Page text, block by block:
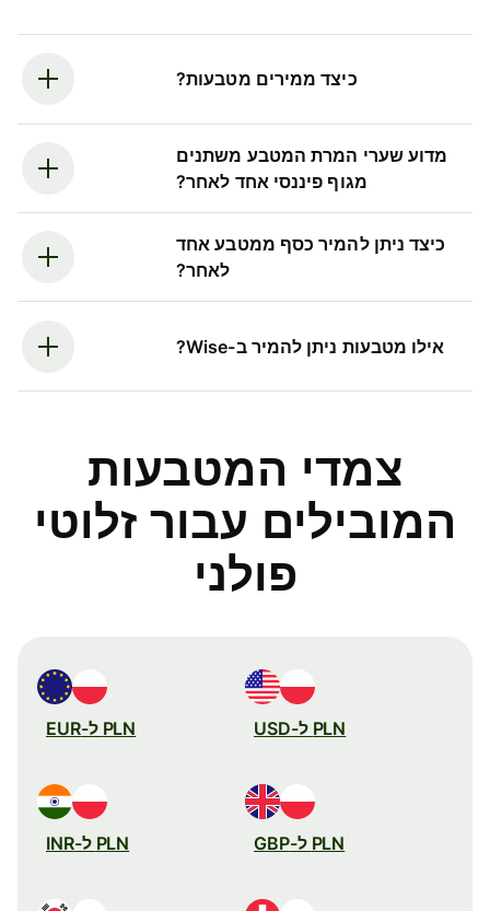
כיצד ממירים מטבעות?
מדוע שערי המרת המטבע משתנים
מגוף פיננסי אחד לאחר?
כיצד ניתן להמיר כסף ממטבע אחד
לאחר?
אילו מטבעות ניתן להמיר ב-Wise?
צמדי המטבעות
המובילים עבור זלוטי
פולני
PLN ל-USD PLN ל-EUR
PLN ל-GBP PLN ל-INR